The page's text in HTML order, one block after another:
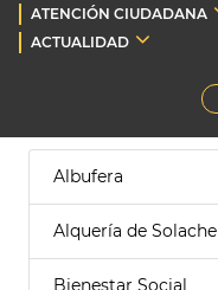
ATENCIÓN CIUDADANA
ACTUALIDAD
Albufera
Alquería de Solache
Bienestar Social